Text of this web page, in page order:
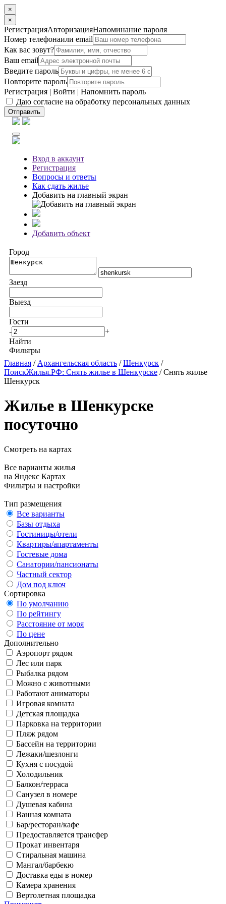
×
×
РегистрацияАвторизацияНапоминание пароля
Номер телефонаили email
Как вас зовут?
Ваш email
Введите пароль
Повторите пароль
Регистрация | Войти | Напомнить пароль
Даю согласие на обработку персональных данных
Отправить
Вход в аккаунт
Регистрация
Вопросы и ответы
Как сдать жилье
Добавить на главный экран
Добавить объект
Город
Заезд
Выезд
Гости
-
+
Найти
Фильтры
Главная / Архангельская область /Шенкурск /
ПоискЖилья.РФ: Снять жилье в Шенкурске / Снять жилье
Шенкурск
Жилье в Шенкурске
посуточно
Смотреть на картах
Все варианты жилья
на Яндекс Картах
Фильтры и настройки
Тип размещения
Все варианты
Базы отдыха
Гостиницы/отели
Квартиры/апартаменты
Гостевые дома
Санатории/пансионаты
Частный сектор
Дом под ключ
Сортировка
По умолчанию
По рейтингу
Расстояние от моря
По цене
Дополнительно
Аэропорт рядом
Лес или парк
Рыбалка рядом
Можно с животными
Работают аниматоры
Игровая комната
Детская площадка
Парковка на территории
Пляж рядом
Бассейн на территории
Лежаки/шезлонги
Кухня с посудой
Холодильник
Балкон/терраса
Санузел в номере
Душевая кабина
Ванная комната
Бар/ресторан/кафе
Предоставляется трансфер
Прокат инвентаря
Стиральная машина
Мангал/барбекю
Доставка еды в номер
Камера хранения
Вертолетная площадка